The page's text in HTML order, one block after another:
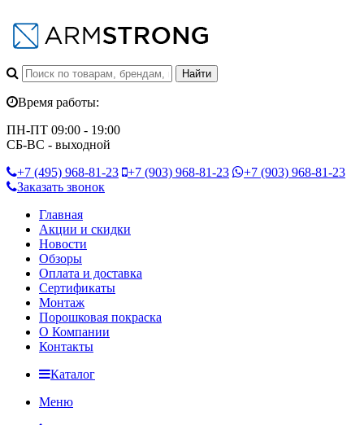
Время работы:
ПН-ПТ 09:00 - 19:00
СБ-ВС - выходной
+7 (495) 968-81-23 +7 (903) 968-81-23 +7 (903) 968-81-23
Заказать звонок
Главная
Акции и скидки
Новости
Обзоры
Оплата и доставка
Сертификаты
Монтаж
Порошковая покраска
О Компании
Контакты
Каталог
Меню